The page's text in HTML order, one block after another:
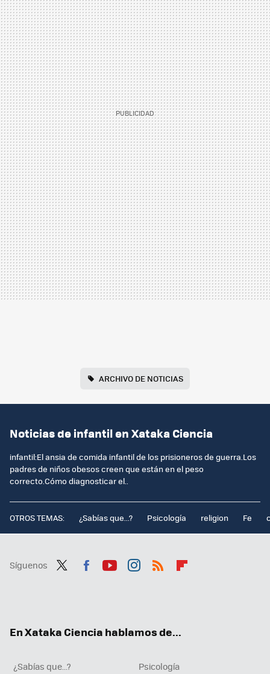
ARCHIVO DE NOTICIAS
Noticias de infantil en Xataka Ciencia
infantil:El ansia de comida infantil de los prisioneros de guerra.Los
padres de niños obesos creen que están en el peso
correcto.Cómo diagnosticar el..
OTROS TEMAS: ¿Sabías que...? Psicología religion Fe
Síguenos
En Xataka Ciencia hablamos de...
¿Sabías que...?
Psicología